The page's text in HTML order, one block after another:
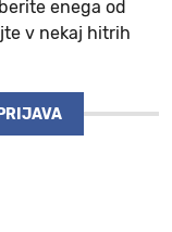
enega od
v nekaj hitrih